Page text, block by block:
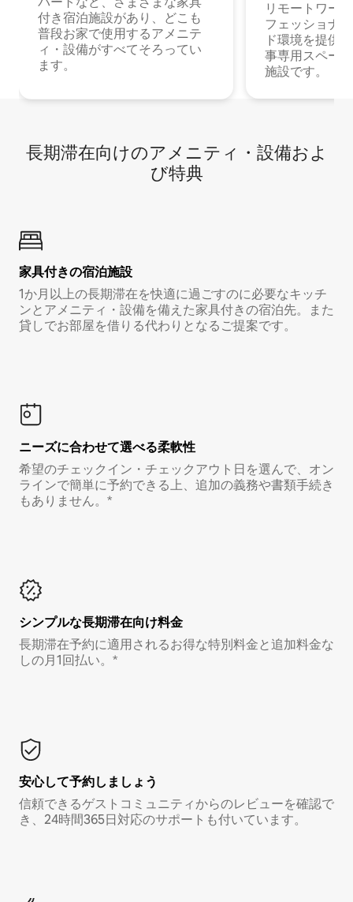
付き宿泊施設があり、どこも
普段お家で使用するアメニテ
ィ・設備がすべてそろってい
ます。
リモートワー
フェッショナ
ド環境を提供
事専用スペー
施設です。
長期滞在向け⁠のア⁠メ⁠ニ⁠テ⁠ィ⁠・設⁠備⁠およ
び特⁠典
家具付き⁠の宿⁠泊⁠施⁠設
1か月以上の長期滞在を快適に過ごすのに必要なキッチ
ンとアメニティ・設備を備えた家具付きの宿泊先。また
貸しでお部屋を借りる代わりとなるご提案です。
ニーズに合わせて選べる柔軟性
希望のチェックイン・チェックアウト日を選んで、オン
ラインで簡単に予約できる上、追加の義務や書類手続き
もありません。*
シンプルな長期滞在向け料金
長期滞在予約に適用されるお得な特別料金と追加料金な
しの月1回払い。*
安心して予約しましょう
信頼できるゲストコミュニティからのレビューを確認で
き、24時間365日対応のサポートも付いています。